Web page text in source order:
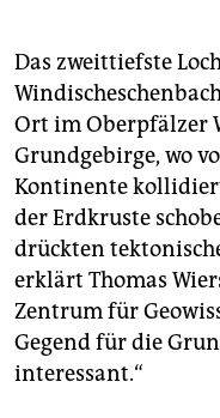
Magnesium. Der
1.000 Grad heiß und
Lithosphäre:
Kilometer dicke
Schicht des
Erdkruste:Die
Kilometer dünn. Sie
Silikaten und Oxiden
Magnesium sowie
Elementen.
Das zweittiefste
Ort im Oberpfälzer
Grundgebirge, wo
Kontinente
der Erdkruste
drückten
erklärt Thomas
Zentrum für
Gegend für die
interessant.“